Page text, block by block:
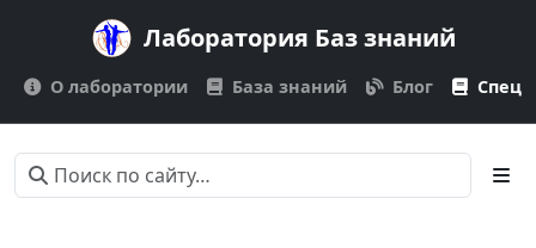
Лаборатория Баз знаний
О лаборатории База знаний Блог